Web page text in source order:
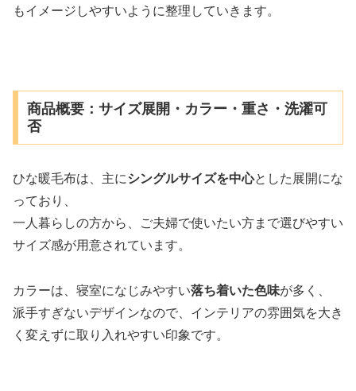
もイメージしやすいように整理していきます。
商品概要：サイズ展開・カラー・重さ・洗濯可
否
ひな暖毛布は、主にシングルサイズを中心とした展開にな
っており、
一人暮らしの方から、ご夫婦で使いたい方まで選びやすい
サイズ感が用意されています。
カラーは、寝室になじみやすい落ち着いた色味が多く、
派手すぎないデザインなので、インテリアの雰囲気を大き
く変えずに取り入れやすい印象です。